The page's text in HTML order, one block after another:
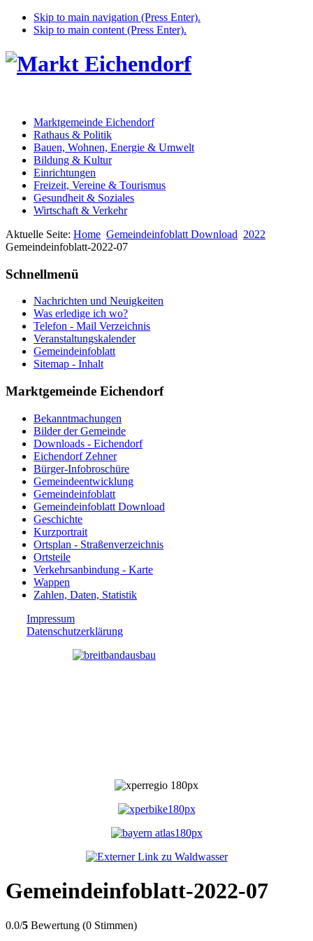
Skip to main navigation (Press Enter).
Skip to main content (Press Enter).
Marktgemeinde Eichendorf
Rathaus & Politik
Bauen, Wohnen, Energie & Umwelt
Bildung & Kultur
Einrichtungen
Freizeit, Vereine & Tourismus
Gesundheit & Soziales
Wirtschaft & Verkehr
Aktuelle Seite: Home Gemeindeinfoblatt Download 2022
Gemeindeinfoblatt-2022-07
Schnellmenü
Nachrichten und Neuigkeiten
Was erledige ich wo?
Telefon - Mail Verzeichnis
Veranstaltungskalender
Gemeindeinfoblatt
Sitemap - Inhalt
Marktgemeinde Eichendorf
Bekanntmachungen
Bilder der Gemeinde
Downloads - Eichendorf
Eichendorf Zehner
Bürger-Infobroschüre
Gemeindeentwicklung
Gemeindeinfoblatt
Gemeindeinfoblatt Download
Geschichte
Kurzportrait
Ortsplan - Straßenverzeichnis
Ortsteile
Verkehrsanbindung - Karte
Wappen
Zahlen, Daten, Statistik
Impressum
Datenschutzerklärung
Gemeindeinfoblatt-2022-07
0.0/5 Bewertung (0 Stimmen)